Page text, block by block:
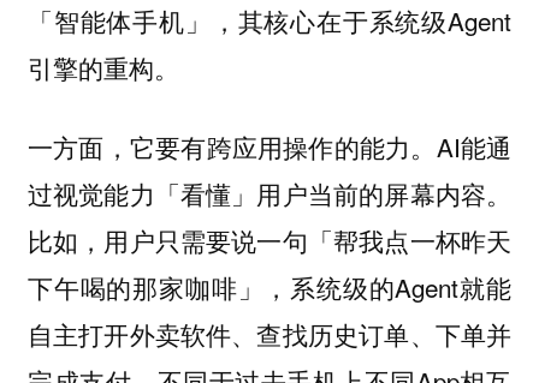
「智能体手机」，其核心在于系统级Agent
引擎的重构。
一方面，它要有跨应用操作的能力。 AI能通
过视觉能力「看懂」用户当前的屏幕内容。
比如，用户只需要说一句「帮我点一杯昨天
下午喝的那家咖啡」，系统级的Agent就能
自主打开外卖软件、查找历史订单、下单并